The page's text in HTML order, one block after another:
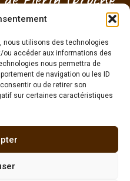
nous utilisons des technologies
accéder aux informations des
nous permettra de
de navigation ou les ID
ou de retirer son
sur certaines caractéristiques
d'Armor -
pour passer sans
!